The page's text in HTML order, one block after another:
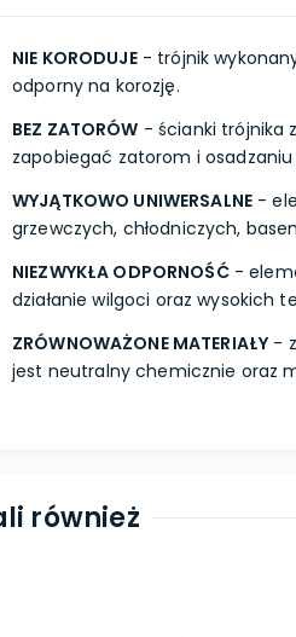
NIE KORODUJE- trójnik
odporny na korozję.
BEZ ZATORÓW - ścianki trójnika
zapobiegać zatorom i osadzaniu
WYJĄTKOWO UNIWERSALNE-
grzewczych, chłodniczych,
NIEZWYKŁA ODPORNOŚĆ-
działanie wilgoci oraz wysokich
ZRÓWNOWAŻONE MATERIAŁY -
jest neutralny chemicznie oraz
również